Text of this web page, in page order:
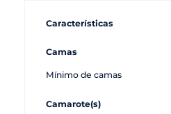
Características
Camas
Mínimo de camas
Camarote(s)